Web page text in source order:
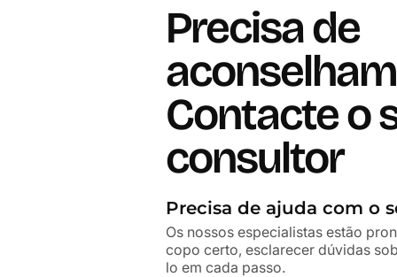
Precisa de
Contacte o
consultor
Precisa de ajuda com o
Os nossos especialistas estão
copo certo, esclarecer dúvidas
lo em cada passo.